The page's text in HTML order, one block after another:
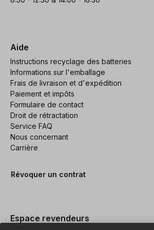
Aide
Instructions recyclage des batteries
Informations sur l'emballage
Frais de livraison et d'expédition
Paiement et impôts
Formulaire de contact
Droit de rétractation
Service FAQ
Nous concernant
Carrière
Révoquer un contrat
Espace revendeurs